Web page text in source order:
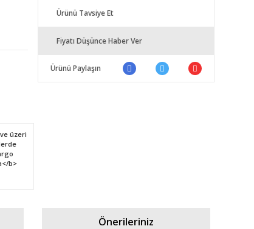
Ürünü Tavsiye Et
Fiyatı Düşünce Haber Ver
Ürünü Paylaşın
Önerileriniz